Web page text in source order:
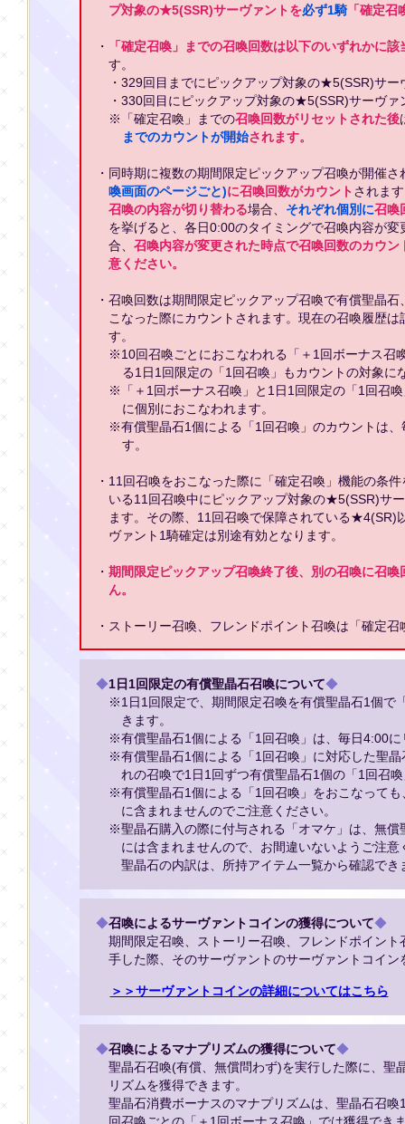
プ対象の★5(SSR)サーヴァントを必ず1騎「確定召
・
「確定召喚」までの召喚回数は以下のいずれかに
す。
・329回目までにピックアップ対象の★5(SSR)サー
・330回目にピックアップ対象の★5(SSR)サーヴァ
※「確定召喚」までの召喚回数がリセットされた後
までのカウントが開始されます。
・同時期に複数の期間限定ピックアップ召喚が開催
喚画面のページごと)に召喚回数がカウントされま
召喚の内容が切り替わる場合、 それぞれ個別に召喚
を挙げると、各日0:00のタイミングで召喚内容が
合、召喚内容が変更された時点で召喚回数のカウ
意ください。
・召喚回数は期間限定ピックアップ召喚で有償聖晶
こなった際にカウントされます。現在の召喚履歴
す。
※10回召喚ごとにおこなわれる「＋1回ボーナス召
る1日1回限定の「1回召喚」もカウントの対象に
※「＋1回ボーナス召喚」と1日1回限定の「1回召
に個別におこなわれます。
※有償聖晶石1個による「1回召喚」のカウントは
す。
・11回召喚をおこなった際に「確定召喚」機能の条
いる11回召喚中にピックアップ対象の★5(SSR)サ
ます。その際、11回召喚で保障されている
ヴァント1騎確定は別途有効となります。
・ 期間限定ピックアップ召喚終了後、別の召喚に召
ん。
・ストーリー召喚、フレンドポイント召喚は「確定
◆1日1回限定の有償聖晶石召喚について◆
※1日1回限定で、期間限定召喚を有償聖晶石1個で
きます。
※有償聖晶石1個による「1回召喚」は、毎日4:00に
※有償聖晶石1個による「1回召喚」に対応した聖
れの召喚で1日1回ずつ有償聖晶石1個の「1回召
※有償聖晶石1個による「1回召喚」をおこなって
に含まれませんのでご注意ください。
※聖晶石購入の際に付与される「オマケ」は、無償
には含まれませんので、お間違いないようご注
聖晶石の内訳は、所持アイテム一覧から確認でき
◆召喚によるサーヴァントコインの獲得について◆
期間限定召喚、ストーリー召喚、フレンドポイン
手した際、そのサーヴァントのサーヴァントコイン
＞＞サーヴァントコインの詳細についてはこちら
◆召喚によるマナプリズムの獲得について◆
聖晶石召喚(有償、無償問わず)を実行した際に、聖
リズムを獲得できます。
聖晶石消費ボーナスのマナプリズムは、聖晶石召